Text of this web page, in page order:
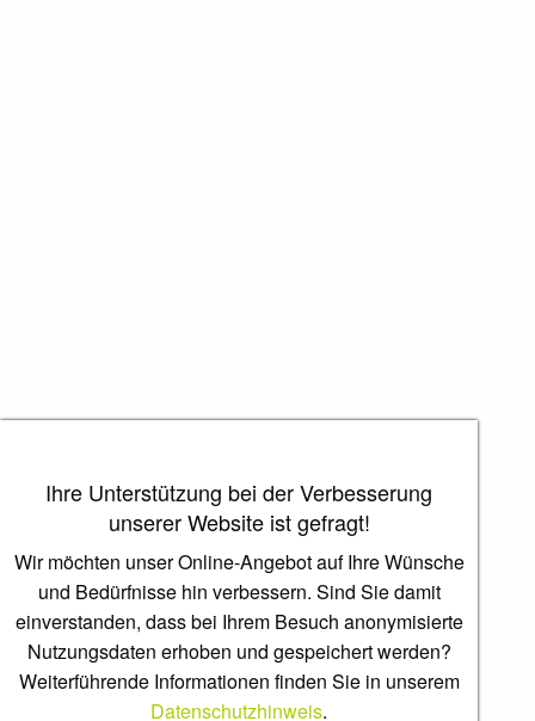
Ihre Unterstützung bei der Verbesserung
unserer Website ist gefragt!
Wir möchten unser Online-Angebot auf Ihre Wünsche
und Bedürfnisse hin verbessern. Sind Sie damit
einverstanden, dass bei Ihrem Besuch anonymisierte
Nutzungsdaten erhoben und gespeichert werden?
Weiterführende Informationen finden Sie in unserem
Datenschutzhinweis.